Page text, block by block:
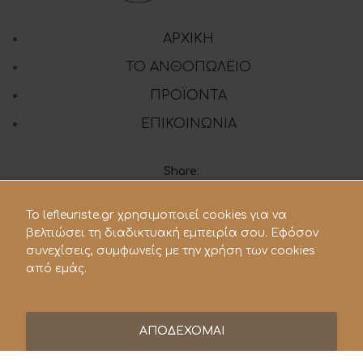
ΑΡΧΙΚΗ
ΤΟ ΑΝΘΟΠΩΛΕΙΟ
ΠΡΟΪΟΝΤΑ
ΕΠΙΚΟΙΝΩΝΙΑ
Share:
210 28.21.119
To lefleuriste.gr χρησιμοποιεί cookies για να
βελτιώσει τη διαδικτυακή εμπειρία σου. Εφόσον
συνεχίσεις, συμφωνείς με την χρήση των cookies
από εμάς.
ΑΠΟΔΕΧΟΜΑΙ